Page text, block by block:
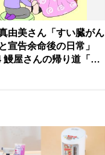
由美さん「すい臓がん
宣告余命後の日常」
鰻屋さんの帰り道「こ